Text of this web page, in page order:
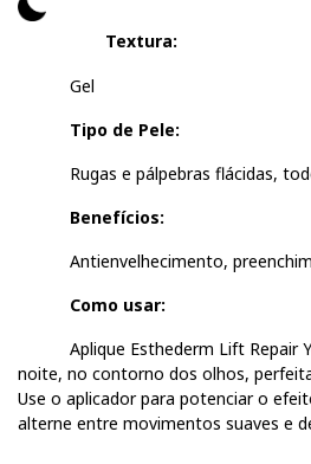
Textura:
Gel
Tipo de Pele:
Rugas e pálpebras flácidas,
Benefícios:
Antienvelhecimento,
Como usar:
Aplique Esthederm Lift Repair
noite, no contorno dos olhos,
Use o aplicador para potenciar o
alterne entre movimentos suaves e